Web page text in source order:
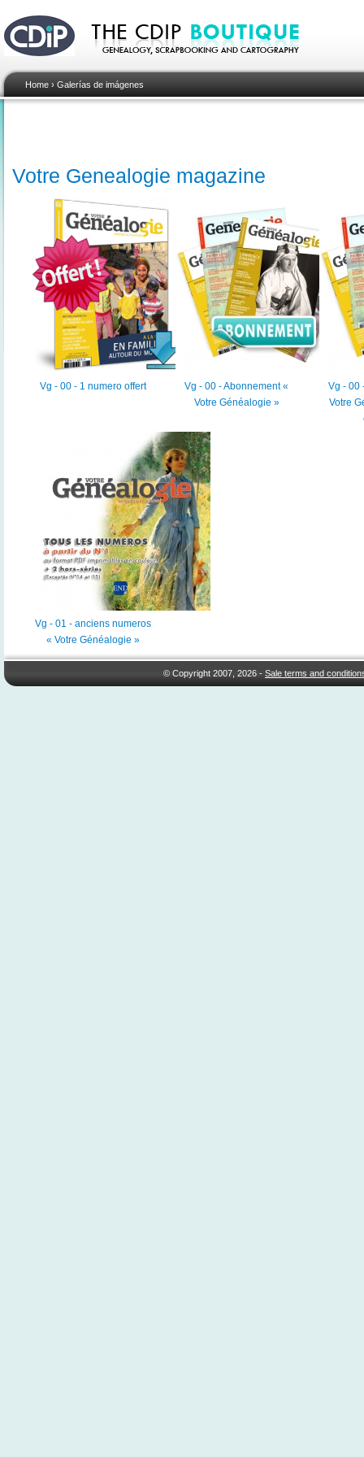
Home › Galerías de imágenes
Votre Genealogie magazine
Vg - 00 - 1 numero offert
Vg - 00 - Abonnement «
Votre Généalogie »
Vg - 00
Votre
Vg - 01 - anciens numeros
« Votre Généalogie »
© Copyright 2007, 2026 -Sale terms and